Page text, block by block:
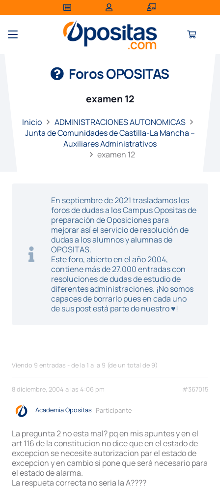
Foros OPOSITAS
examen 12
Inicio
ADMINISTRACIONES AUTONOMICAS
Junta de Comunidades de Castilla-La Mancha –
Auxiliares Administrativos
examen 12
En septiembre de 2021 trasladamos los
foros de dudas a los Campus Opositas de
preparación de Oposiciones para
mejorar así el servicio de resolución de
dudas a los alumnos y alumnas de
OPOSITAS.
Este foro, abierto en el año 2004,
contiene más de 27.000 entradas con
resoluciones de dudas de estudio de
diferentes administraciones. ¡No somos
capaces de borrarlo pues en cada uno
de sus post está parte de nuestro ♥!
Viendo 9 entradas - de la 1 a la 9 (de un total de 9)
8 diciembre, 2004 a las 4:06 pm #367015
Academia Opositas Participante
La pregunta 2 no esta mal? pq en mis apuntes y en el
art 116 de la constitucion no dice que en el estado de
excepcion se necesite autorizacion par el estado de
excepcion y en cambio si pone que será necesario para
el estado de alarma.
La respueta correcta no seria la A????